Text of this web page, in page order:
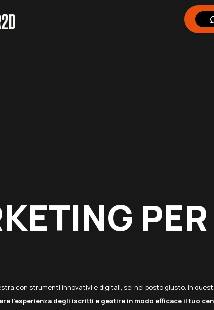
PER
con strumenti innovativi e digitali, sei nel posto giusto. In
l’esperienza degli iscritti e gestire in modo efficace il tuo